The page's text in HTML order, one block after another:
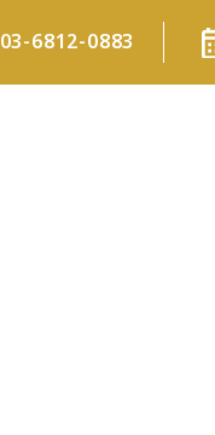
03-6812-0883